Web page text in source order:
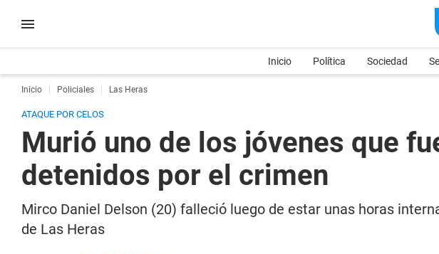
Inicio Política Sociedad
Inicio Policiales Las Heras
ATAQUE POR CELOS
Murió uno de los jóvenes que
detenidos por el crimen
Mirco Daniel Delson (20) falleció luego de estar unas horas
de Las Heras